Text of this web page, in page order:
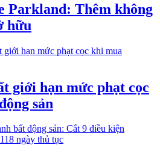
Parkland: Thêm không
hữu
giới hạn mức phạt cọc
sản